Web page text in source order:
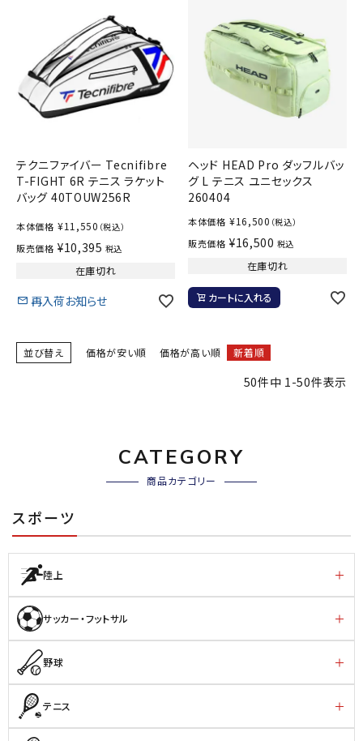
テクニファイバー Tecnifibre
T-FIGHT 6R テニス ラケット
バッグ 40TOUW256R
本体価格 ¥11,550 （税込）
販売価格 ¥10,395 税込
在庫切れ
再入荷お知らせ
ヘッド HEAD Pro ダッフルバッ
グ L テニス ユニセックス
260404
本体価格 ¥16,500 （税込）
販売価格 ¥16,500 税込
在庫切れ
カートに入れる
並び替え 価格が安い順 価格が高い順 新着順
50件中 1-50件表示
CATEGORY
商品カテゴリー
スポーツ
陸上
サッカー・フットサル
野球
テニス